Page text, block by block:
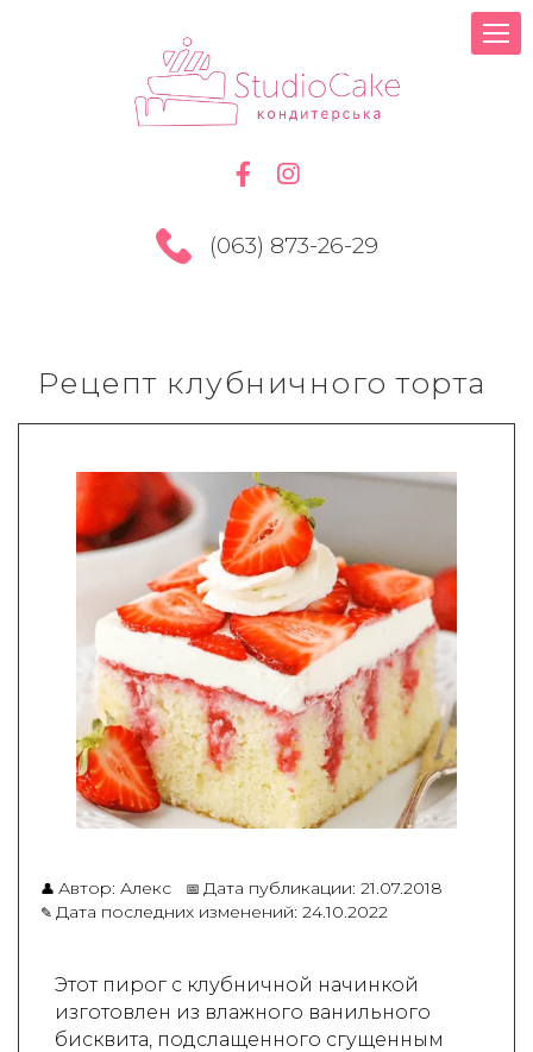
(063) 873-26-29
Рецепт клубничного торта
👤 Автор: Алекс 📅 Дата публикации: 21.07.2018
✎ Дата последних изменений: 24.10.2022
Этот пирог с клубничной начинкой
изготовлен из влажного ванильного
бисквита, подслащенного сгущенным